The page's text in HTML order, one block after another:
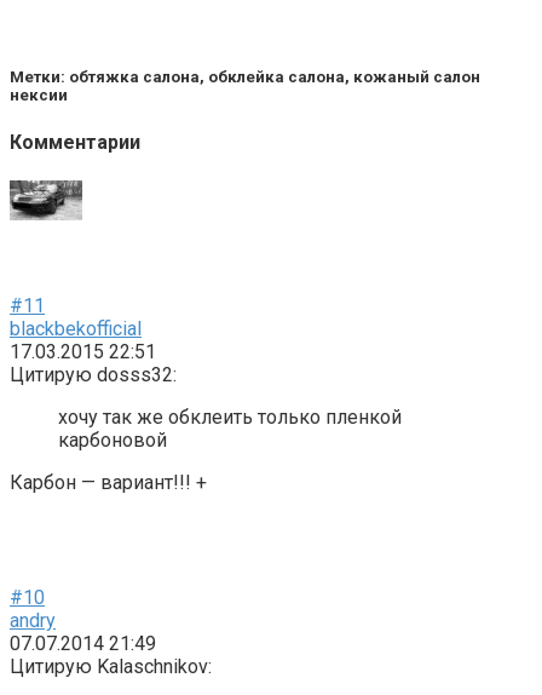
Метки: обтяжка салона, обклейка салона, кожаный салон
нексии
Комментарии
#11
blackbekofficial
17.03.2015 22:51
Цитирую dosss32:
хочу так же обклеить только пленкой
карбоновой
Карбон — вариант!!! +
#10
andry
07.07.2014 21:49
Цитирую Kalaschnikov: